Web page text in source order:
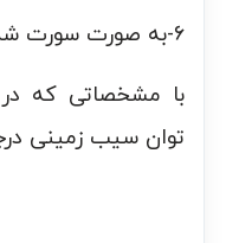
۶-به صورت سورت شده باشد
با مشخصاتی که در
توان سیب زمینی